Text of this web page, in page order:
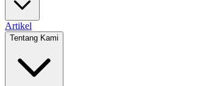
Artikel
Tentang Kami